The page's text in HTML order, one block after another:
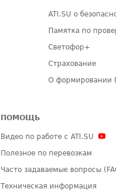
ATI.SU о
Памятка по
Светофор+
Страхование
О формировании
ПОМОЩЬ
Видео по работе с ATI.SU
Полезное по перевозкам
Часто задаваемые вопросы
Техническая информация